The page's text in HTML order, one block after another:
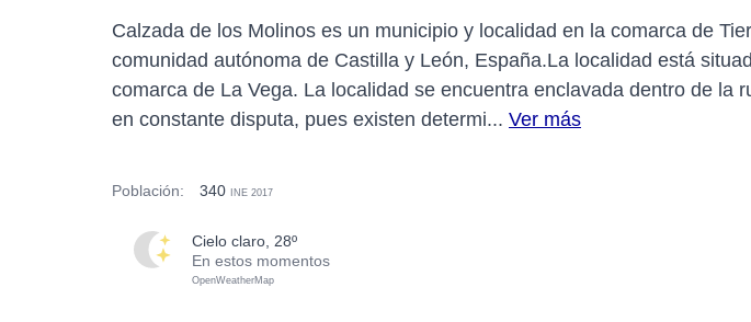
Calzada de los Molinos es un municipio y localidad en la comarca de
comunidad autónoma de Castilla y León, España.La localidad está
comarca de La Vega. La localidad se encuentra enclavada dentro de
en constante disputa, pues existen determi... Ver más
Población: 340 INE 2017
cielo claro, 28º
En estos momentos
OpenWeatherMap